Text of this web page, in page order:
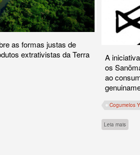
as formas justas de
extrativistas da Terra
A
os
ao
Cogumelos
Leia mais